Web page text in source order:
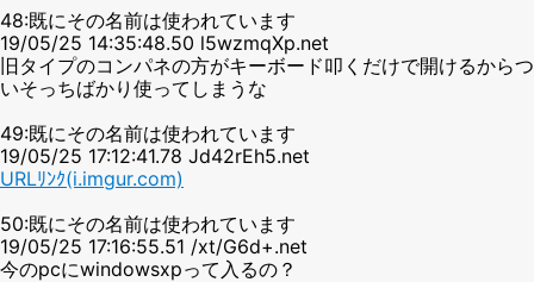
48:既にその名前は使われています
19/05/25 14:35:48.50 l5wzmqXp.net
旧タイプのコンパネの方がキーボード叩くだけで開けるからつ
いそっちばかり使ってしまうな
49:既にその名前は使われています
19/05/25 17:12:41.78 Jd42rEh5.net
URLﾘﾝｸ(i.imgur.com)
50:既にその名前は使われています
19/05/25 17:16:55.51 /xt/G6d+.net
今のpcにwindowsxpって入るの？